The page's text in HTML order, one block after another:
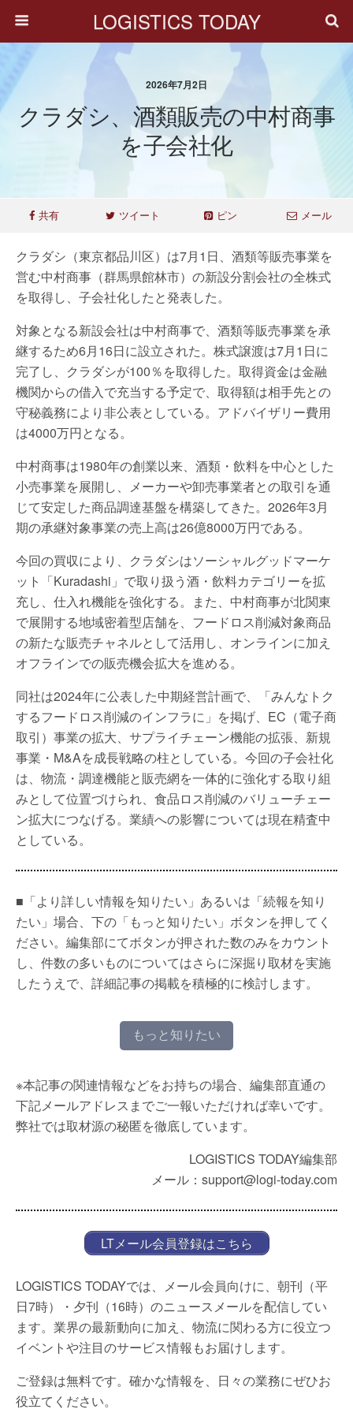
LOGISTICS TODAY
2026年7月2日
クラダシ、酒類販売の中村商事
を子会社化
共有 ツイート ピン メール
クラダシ（東京都品川区）は7月1日、酒類等販売事業を
営む中村商事（群馬県館林市）の新設分割会社の全株式
を取得し、子会社化したと発表した。
対象となる新設会社は中村商事で、酒類等販売事業を承
継するため6月16日に設立された。株式譲渡は7月1日に
完了し、クラダシが100％を取得した。取得資金は金融
機関からの借入で充当する予定で、取得額は相手先との
守秘義務により非公表としている。アドバイザリー費用
は4000万円となる。
中村商事は1980年の創業以来、酒類・飲料を中心とした
小売事業を展開し、メーカーや卸売事業者との取引を通
じて安定した商品調達基盤を構築してきた。2026年3月
期の承継対象事業の売上高は26億8000万円である。
今回の買収により、クラダシはソーシャルグッドマーケ
ット「Kuradashi」で取り扱う酒・飲料カテゴリーを拡
充し、仕入れ機能を強化する。また、中村商事が北関東
で展開する地域密着型店舗を、フードロス削減対象商品
の新たな販売チャネルとして活用し、オンラインに加え
オフラインでの販売機会拡大を進める。
同社は2024年に公表した中期経営計画で、「みんなトク
するフードロス削減のインフラに」を掲げ、EC（電子商
取引）事業の拡大、サプライチェーン機能の拡張、新規
事業・M&Aを成長戦略の柱としている。今回の子会社化
は、物流・調達機能と販売網を一体的に強化する取り組
みとして位置づけられ、食品ロス削減のバリューチェー
ン拡大につなげる。業績への影響については現在精査中
としている。
■「より詳しい情報を知りたい」あるいは「続報を知り
たい」場合、下の「もっと知りたい」ボタンを押してく
ださい。編集部にてボタンが押された数のみをカウント
し、件数の多いものについてはさらに深掘り取材を実施
したうえで、詳細記事の掲載を積極的に検討します。
もっと知りたい
※本記事の関連情報などをお持ちの場合、編集部直通の
下記メールアドレスまでご一報いただければ幸いです。
弊社では取材源の秘匿を徹底しています。
LOGISTICS TODAY編集部
メール：support@logi-today.com
LTメール会員登録はこちら
LOGISTICS TODAYでは、メール会員向けに、朝刊（平
日7時）・夕刊（16時）のニュースメールを配信してい
ます。業界の最新動向に加え、物流に関わる方に役立つ
イベントや注目のサービス情報もお届けします。
ご登録は無料です。確かな情報を、日々の業務にぜひお
役立てください。